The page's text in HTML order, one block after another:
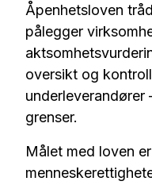
Åpenhetsloven
pålegger
oversikt og
underleverandører
grenser.
Målet med loven